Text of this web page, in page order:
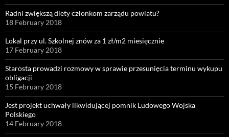
Radni zwiększą diety członkom zarządu powiatu?
18 February 2018
Lokal przy ul. Szkolnej znów za 1 zł/m2 miesięcznie
17 February 2018
Starosta prowadzi rozmowy w sprawie przesunięcia terminu wykupu
obligacji
15 February 2018
Jest projekt uchwały likwidującej pomnik Ludowego Wojska
Polskiego
14 February 2018